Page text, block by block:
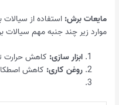
مایعات برش:استفاده از
موارد زیر چند جنبه مهم
ابزار سازی: کاهش حرارت
روغن کاری: کاهش